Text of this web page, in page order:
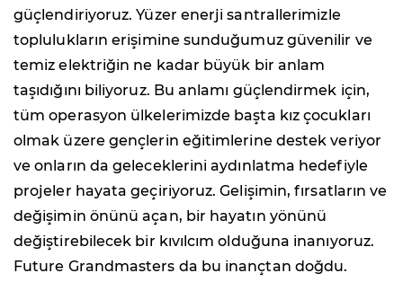
güçlendiriyoruz. Yüzer enerji santrallerimizle
toplulukların erişimine sunduğumuz güvenilir ve
temiz elektriğin ne kadar büyük bir anlam
taşıdığını biliyoruz. Bu anlamı güçlendirmek için,
tüm operasyon ülkelerimizde başta kız çocukları
olmak üzere gençlerin eğitimlerine destek veriyor
ve onların da geleceklerini aydınlatma hedefiyle
projeler hayata geçiriyoruz. Gelişimin, fırsatların ve
değişimin önünü açan, bir hayatın yönünü
değiştirebilecek bir kıvılcım olduğuna inanıyoruz.
Future Grandmasters da bu inançtan doğdu.